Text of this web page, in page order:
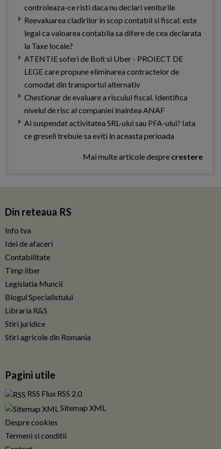
controleaza-ce risti daca nu declari veniturile
Reevaluarea cladirilor in scop contabil si fiscal: este
legal ca valoarea contabila sa difere de cea declarata
la Taxe locale?
ATENTIE soferi de Bolt si Uber - PROIECT DE
LEGE care propune eliminarea contractelor de
comodat din transportul alternativ
Chestionar de evaluare a riscului fiscal. Identifica
nivelul de risc al companiei inaintea ANAF
Ai suspendat activitatea SRL-ului sau PFA-ului? Iata
ce greseli trebuie sa eviti in aceasta perioada
Mai multe articole despre crestere
Din reteaua RS
Info tva
Idei de afaceri
Contabilitate
Timp liber
Legislatia Muncii
Blogul Specialistului
Libraria R&S
Stiri juridice
Stiri agricole din Romania
Pagini utile
RSS Flux RSS 2.0
Sitemap XML
Despre cookies
Termeni si conditii